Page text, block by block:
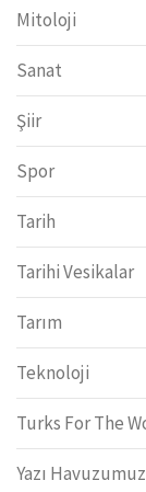
Mitoloji
Sanat
Şiir
Spor
Tarih
Tarihi Vesikalar
Tarım
Teknoloji
Turks For The
Yazı Havuzumuz